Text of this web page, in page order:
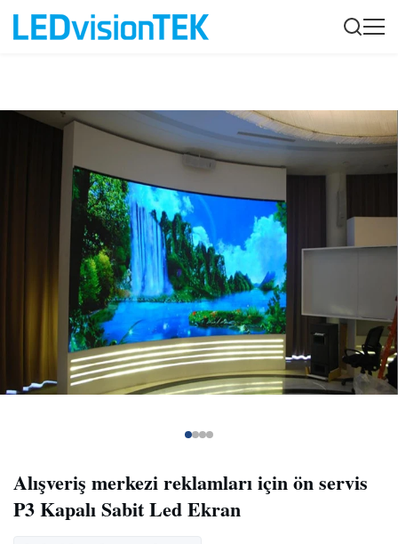
Alışveriş merkezi reklamları için ön servis
P3 Kapalı Sabit Led Ekran